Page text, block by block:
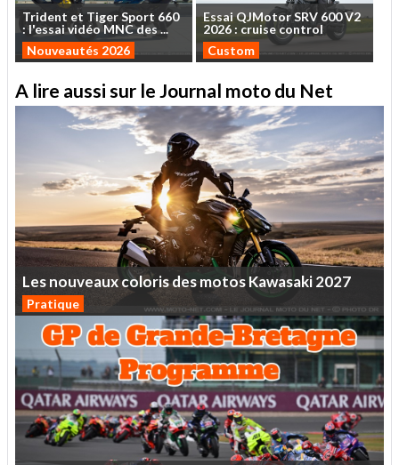
Trident et TigerSport 660
: l'essaividéo MNCdes...
Nouveautés 2026
EssaiQJMotorSRV 600V2
2026 : cruise control
Custom
A lire aussi sur le Journal moto du Net
LesnouveauxcolorisdesmotosKawasaki2027
Pratique